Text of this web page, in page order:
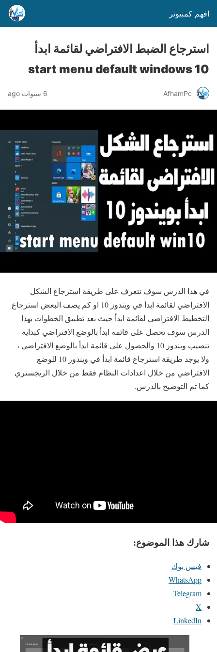
افهم كمبيوتر
استرجاع الضبط الافتراضي لقائمة ابدأ
start menu default windows 10
AfhamPc 6 سنوات ago
في هذا الدرس سوف نتعرف على طريقة استرجاع الشكل
الافتراضي لقائمة ابدأ في ويندوز 10 او كم يصف البعض استرجاع
التخطيط الافتراضي لقائمة ابدأ حيث بعد تطبيق الخطوات بهذا
الدرس سوف تحصل على قائمة ابدأ بالوضع الافتراضي كبداية
تنصيب ويندوز 10 والحصول على قائمة ابدأ بالوضع الافتراضي ،
ولا يوجد طريقة استرجاع قائمة ابدأ في ويندوز 10 للوضع
الافتراضي من خلال اعدادات النظام فقط من خلال الريجستري
كما تم التوضيح بالدرس.
شارك هذا الموضوع:
فيس بوك
WhatsApp
Telegram
X
LinkedIn